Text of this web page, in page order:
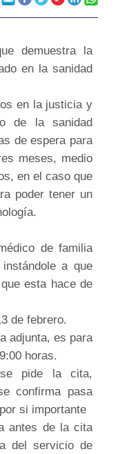
demuestra la
en la sanidad
en la justicia y
de la sanidad
de espera para
meses, medio
en el caso que
poder tener un
de familia
a que
esta hace de
de febrero.
adjunta, es para
horas.
pide la cita,
confirma pasa
si importante
antes de la cita
del servicio de